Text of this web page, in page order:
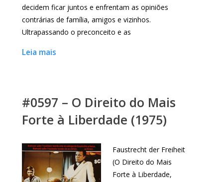
decidem ficar juntos e enfrentam as opiniões
contrárias de família, amigos e vizinhos.
Ultrapassando o preconceito e as
Leia mais
#0597 – O Direito do Mais
Forte à Liberdade (1975)
Faustrecht der Freiheit
(O Direito do Mais
Forte à Liberdade,